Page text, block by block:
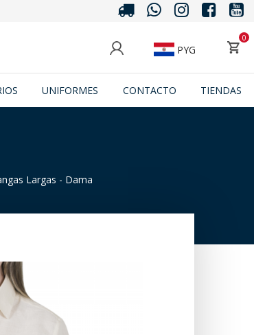
PYG
0
UNIFORMES CONTACTO TIENDAS
Largas - Dama